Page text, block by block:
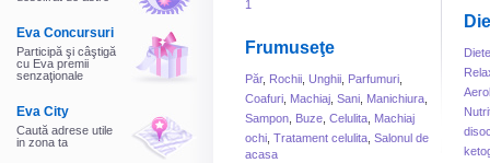
Eva Concursuri
Participă şi câştigă
cu Eva premii
senzaţionale
Eva City
Caută adrese utile
in zona ta
1
Frumuseţe
Păr, Rochii Unghii Parfumuri
Coafuri Machiaj Sani Manichiura
Sampon Buze Celulita Machiaj
ochi Tratament celulita Salonul de
acasa
Diete